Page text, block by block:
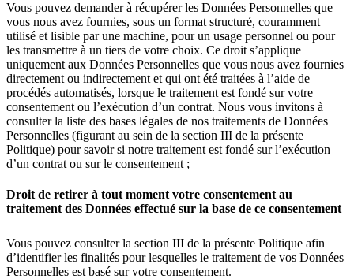
Vous pouvez demander à récupérer les Données Personnelles que
vous nous avez fournies, sous un format structuré, couramment
utilisé et lisible par une machine, pour un usage personnel ou pour
les transmettre à un tiers de votre choix. Ce droit s’applique
uniquement aux Données Personnelles que vous nous avez fournies
directement ou indirectement et qui ont été traitées à l’aide de
procédés automatisés, lorsque le traitement est fondé sur votre
consentement ou l’exécution d’un contrat. Nous vous invitons à
consulter la liste des bases légales de nos traitements de Données
Personnelles (figurant au sein de la section III de la présente
Politique) pour savoir si notre traitement est fondé sur l’exécution
d’un contrat ou sur le consentement ;
Droit de retirer à tout moment votre consentement au
traitement des Données effectué sur la base de ce consentement
Vous pouvez consulter la section III de la présente Politique afin
d’identifier les finalités pour lesquelles le traitement de vos Données
Personnelles est basé sur votre consentement.